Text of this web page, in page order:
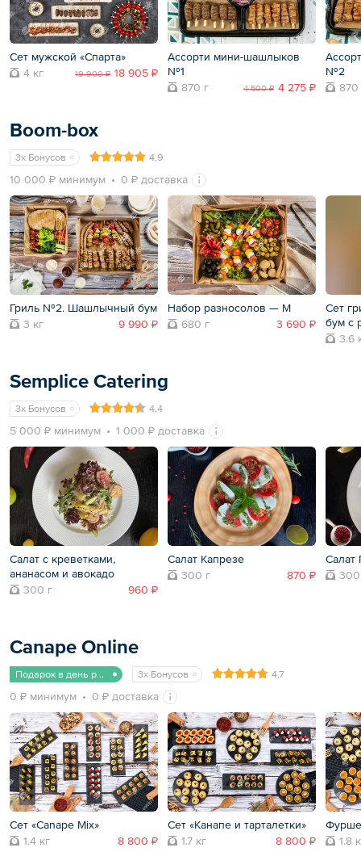
Сет мужской «Спарта»
4 кг
19 900 ₽ 18 905 ₽
Ассорти мини-шашлыков
№1
870 г
4 500 ₽ 4 275 ₽
№2
870
Boom-box
3x Бонусов 4,9
10 000 ₽ минимум 0 ₽ доставка
Гриль №2. Шашлычный бум
3 кг
9 990 ₽
Набор разносолов — M
680 г
3 690 ₽
Сет
бум с
3.6
Semplice Catering
3x Бонусов 4,4
5 000 ₽ минимум 1 000 ₽ доставка
Салат с креветками,
ананасом и авокадо
300 г
960 ₽
Салат Капрезе
300 г
870 ₽
Салат
300
Canape Online
Подарок в день рождения 3x Бонусов 4,7
0 ₽ минимум 0 ₽ доставка
Сет «Canape Mix»
1.4 кг
8 800 ₽
Сет «Канапе и тарталетки»
1.7 кг
8 800 ₽
1.8